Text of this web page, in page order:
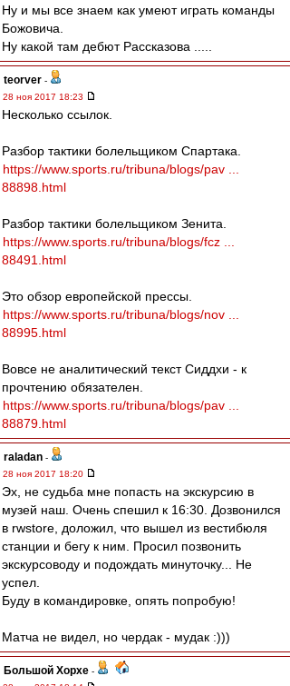
Ну и мы все знаем как умеют играть команды
Божовича.
Ну какой там дебют Рассказова .....
teorver -
28 ноя 2017 18:23
Несколько ссылок.
Разбор тактики болельщиком Спартака.
https://www.sports.ru/tribuna/blogs/pav ...
88898.html
Разбор тактики болельщиком Зенита.
https://www.sports.ru/tribuna/blogs/fcz ...
88491.html
Это обзор европейской прессы.
https://www.sports.ru/tribuna/blogs/nov ...
88995.html
Вовсе не аналитический текст Сиддхи - к
прочтению обязателен.
https://www.sports.ru/tribuna/blogs/pav ...
88879.html
raladan -
28 ноя 2017 18:20
Эх, не судьба мне попасть на экскурсию в
музей наш. Очень спешил к 16:30. Дозвонился
в rwstore, доложил, что вышел из вестибюля
станции и бегу к ним. Просил позвонить
экскурсоводу и подождать минуточку... Не
успел.
Буду в командировке, опять попробую!
Матча не видел, но чердак - мудак :)))
Большой Хорхе -